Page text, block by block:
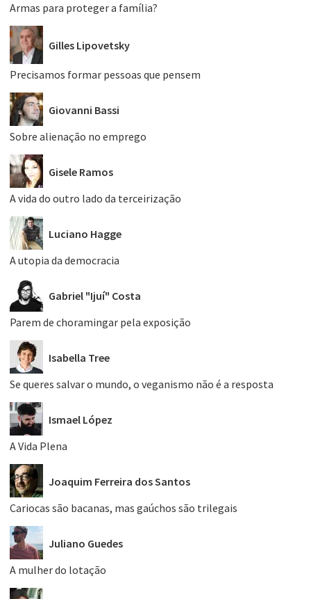
Armas para proteger a família?
Gilles Lipovetsky
Precisamos formar pessoas que pensem
Giovanni Bassi
Sobre alienação no emprego
Gisele Ramos
A vida do outro lado da terceirização
Luciano Hagge
A utopia da democracia
Gabriel "Ijuí" Costa
Parem de choramingar pela exposição
Isabella Tree
Se queres salvar o mundo, o veganismo não é a resposta
Ismael López
A Vida Plena
Joaquim Ferreira dos Santos
Cariocas são bacanas, mas gaúchos são trilegais
Juliano Guedes
A mulher do lotação